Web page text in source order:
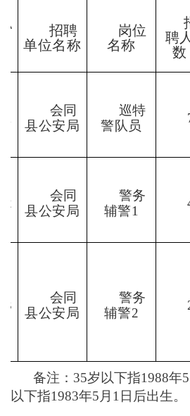
招聘
单位名称
岗位
名称
聘人
数
会同
县公安局
巡特
警队员
会同
县公安局
警务
辅警1
会同
县公安局
警务
辅警2
备注： 35岁以下指1988年5
以下指1983年5 月 1 日后出生。